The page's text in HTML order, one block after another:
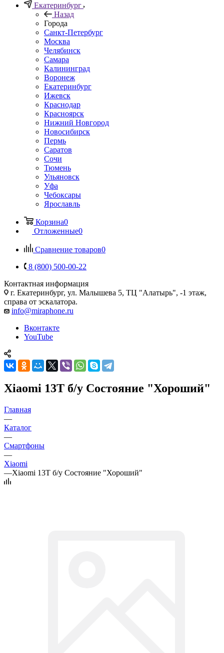
Екатеринбург
Назад
Города
Санкт-Петербург
Москва
Челябинск
Самара
Калининград
Воронеж
Екатеринбург
Ижевск
Краснодар
Красноярск
Нижний Новгород
Новосибирск
Пермь
Саратов
Сочи
Тюмень
Ульяновск
Уфа
Чебоксары
Ярославль
Корзина0
Отложенные0
Сравнение товаров0
8 (800) 500-00-22
Контактная информация
г. Екатеринбург, ул. Малышева 5, ТЦ "Алатырь", -1 этаж,
справа от эскалатора.
info@miraphone.ru
Вконтакте
YouTube
Xiaomi 13T б/у Состояние "Хороший"
Главная
—
Каталог
—
Смартфоны
—
Xiaomi
—Xiaomi 13T б/у Состояние "Хороший"